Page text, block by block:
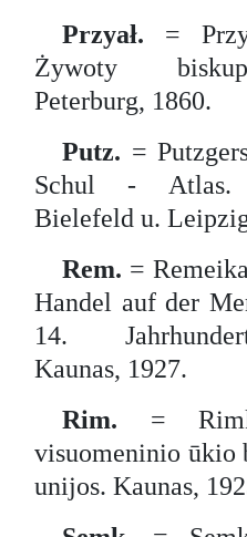
Przyał. =
Żywoty
Peterburg, 1860.
Putz. =
Schul - Atlas.
Bielefeld u.
Rem. =
Handel auf der
14.
Kaunas, 1927.
Rim. =
visuomeninio
unijos. Kaunas,